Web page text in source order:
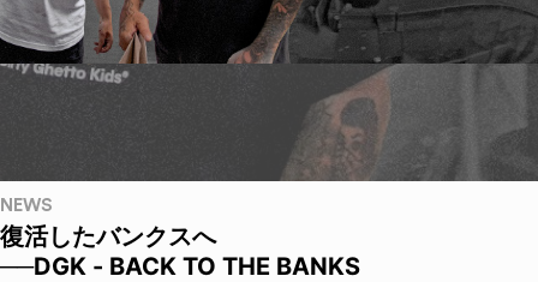
NEWS
復活したバンクスへ
──DGK - BACK TO THE BANKS